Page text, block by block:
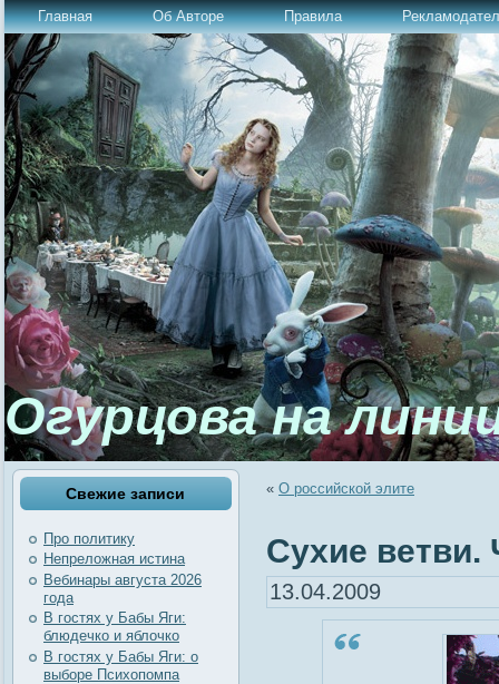
Главная Об Авторе Правила
Огурцова на
Свежие записи
Про политику
Непреложная истина
Вебинары августа 2026
года
В гостях у Бабы Яги:
блюдечко и яблочко
В гостях у Бабы Яги: о
выборе Психопомпа
« О российской элите
Сухие ветви.
13.04.2009